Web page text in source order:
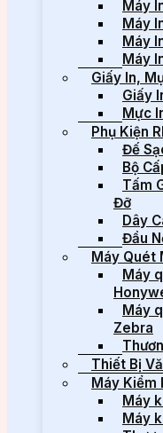
Máy
Máy
Máy
Máy
Giấy In,
Giấy
Mực
Phụ Kiện
Đế
Bộ
Tấm
Đỡ
Dây
Đầu
Máy Quét
Máy
Máy
Zebra
Thiết Bị
Máy Kiểm
Máy
Máy